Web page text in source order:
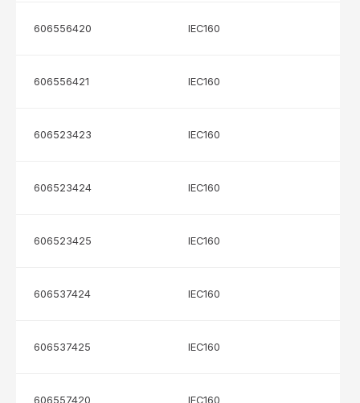
606556420 IEC160
606556421 IEC160
606523423 IEC160
606523424 IEC160
606523425 IEC160
606537424 IEC160
606537425 IEC160
606557420 IEC160